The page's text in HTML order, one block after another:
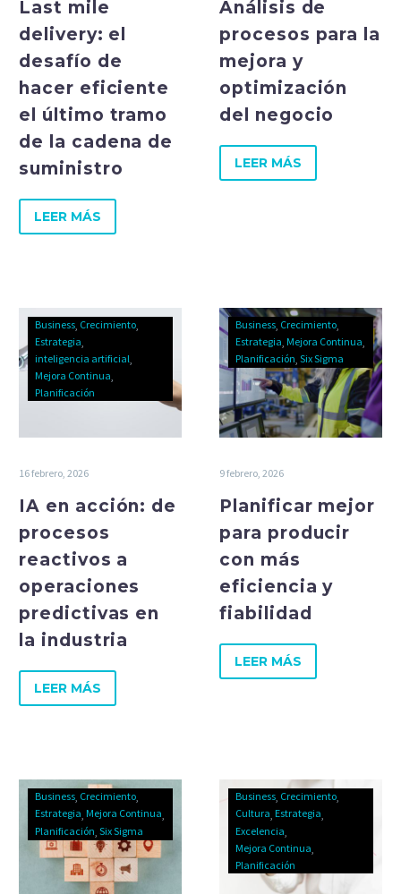
Last mile
delivery: el
desafío de
hacer eficiente
el último tramo
de la cadena de
suministro
LEER MÁS
Análisis de
procesos para la
mejora y
optimización
del negocio
LEER MÁS
Business Crecimiento
Estrategia
inteligencia artificial
Mejora Continua
Planificación
16 febrero, 2026
IA en acción: de
procesos
reactivos a
operaciones
predictivas en
la industria
LEER MÁS
Business Crecimiento
Estrategia Mejora Continua
Planificación Six Sigma
9 febrero, 2026
Planificar mejor
para producir
con más
eficiencia y
fiabilidad
LEER MÁS
Business Crecimiento
Estrategia Mejora Continua
Planificación Six Sigma
Business Crecimiento
Cultura Estrategia
Excelencia
Mejora Continua
Planificación